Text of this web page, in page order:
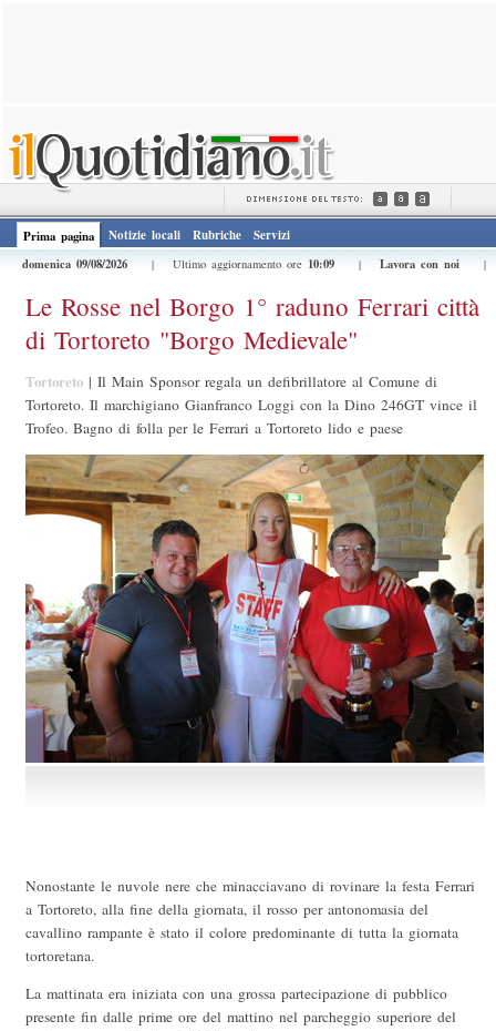
Prima pagina Notizie locali Rubriche
Servizi
domenica 09/08/2026
| Ultimo aggiornamento ore 10:09 | Lavora con noi
Le Rosse nel Borgo 1° raduno Ferrari città
di Tortoreto "Borgo Medievale"
Tortoreto | Il Main Sponsor regala un defibrillatore al Comune di
Tortoreto. Il marchigiano Gianfranco Loggi con la Dino 246GT vince il
Trofeo. Bagno di folla per le Ferrari a Tortoreto lido e paese
Nonostante le nuvole nere che minacciavano di rovinare la festa Ferrari
a Tortoreto, alla fine della giornata, il rosso per antonomasia del
cavallino rampante è stato il colore predominante di tutta la giornata
tortoretana.
La mattinata era iniziata con una grossa partecipazione di pubblico
presente fin dalle prime ore del mattino nel parcheggio superiore del